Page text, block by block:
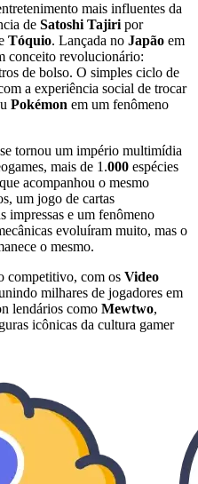
mais influentes da
de Satoshi Tajiri por
Tóquio. Lançada no Japão em
conceito revolucionário:
de bolso. O simples ciclo de
a experiência social de trocar
Pokémon em um fenômeno
tornou um império multimídia
mais de 1.000 espécies
acompanhou o mesmo
um jogo de cartas
impressas e um fenômeno
evoluíram muito, mas o
o mesmo.
competitivo, com os Video
milhares de jogadores em
lendários como Mewtwo,
icônicas da cultura gamer